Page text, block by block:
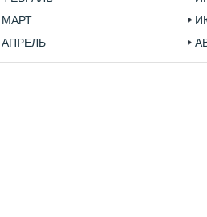
МАРТ
АПРЕЛЬ